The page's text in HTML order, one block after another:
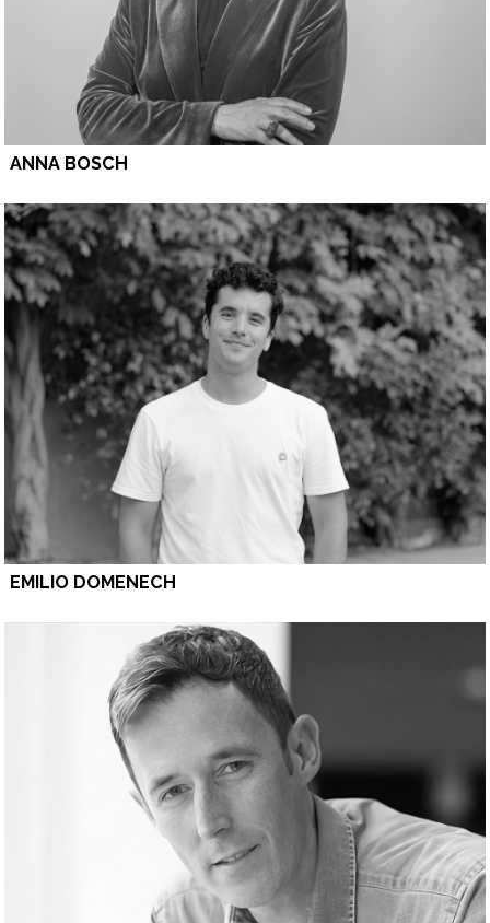
ANNA BOSCH
EMILIO DOMENECH